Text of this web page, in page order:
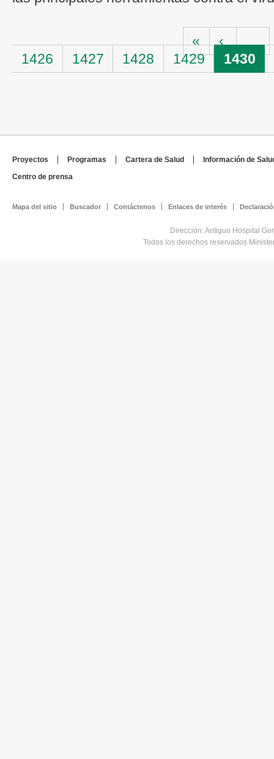
« ‹
…
1426
1427 1428 1429 1430
Proyectos Programas Cartera de Salud
Información de
Centro de prensa
Mapa del sitio Buscador Contáctenos Enlaces de interés
Dirección: Antiguo Hospital
Todos los derechos reservados